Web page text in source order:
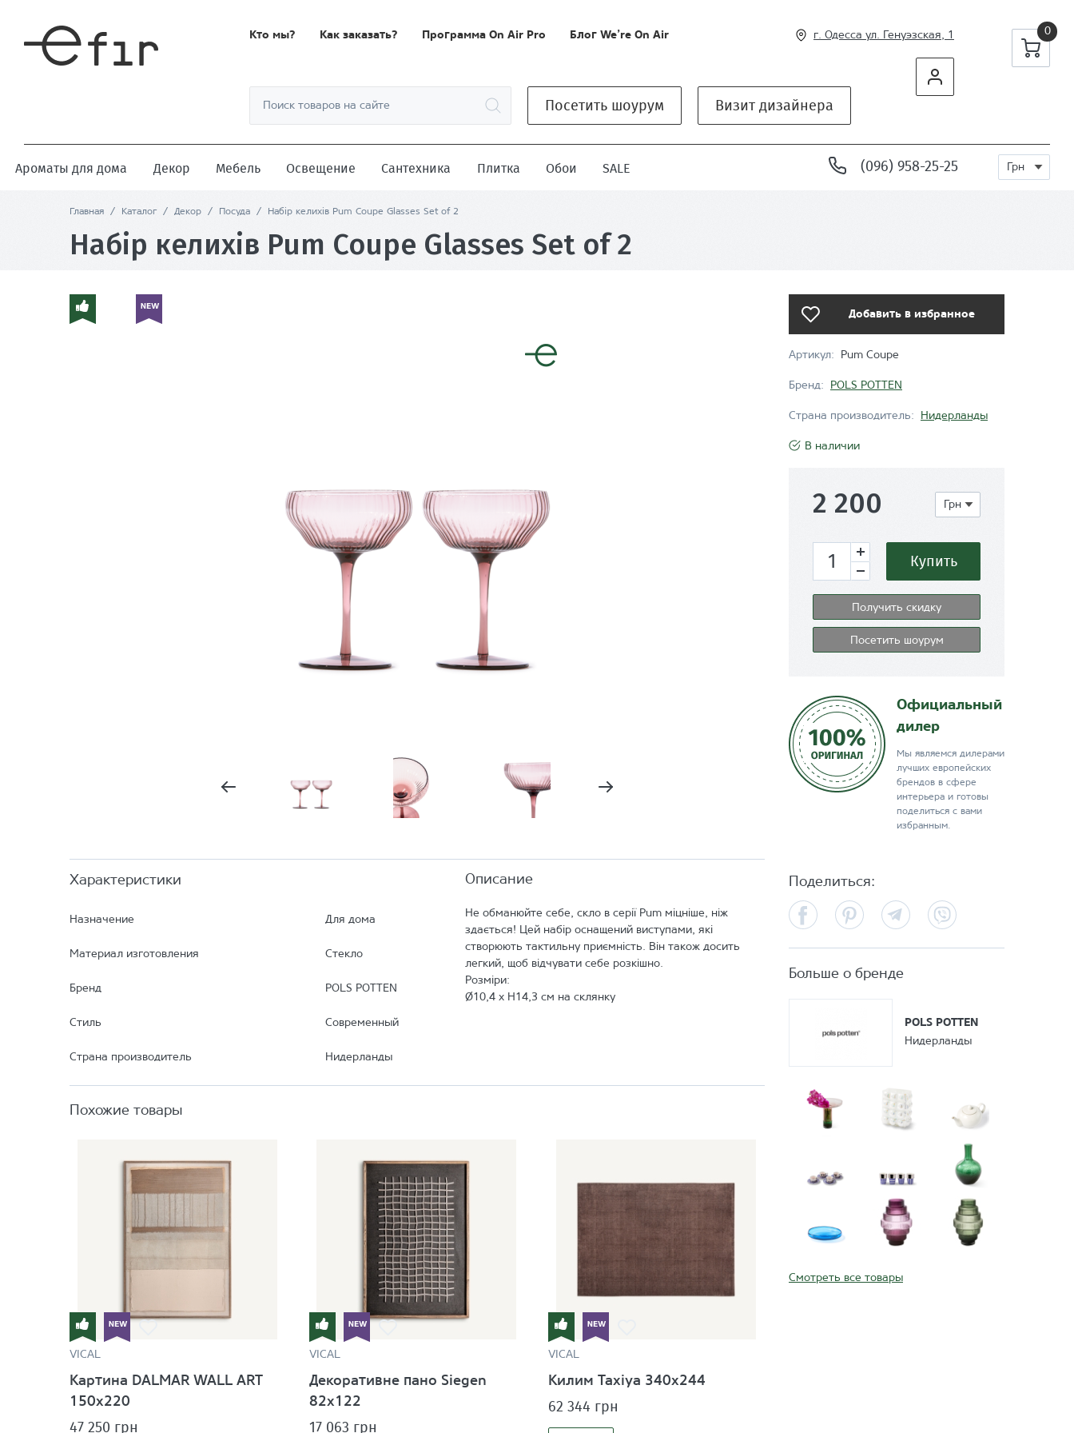
0
Кто мы? Как заказать? Программа On Air Pro Блог We’re On Air г. Одесса ул. Генуэзская, 1
Посетить шоурум Визит дизайнера
Ароматы для дома Декор Мебель Освещение Сантехника Плитка Обои SALE Грн
(096) 958-25-25
Главная / Каталог / Декор / Посуда / Набір келихів Pum Coupe Glasses Set of 2
Набір келихів Pum Coupe Glasses Set of 2
Характеристики
Назначение Для дома
Материал изготовления Стекло
Бренд POLS POTTEN
Стиль Современный
Страна производитель Нидерланды
Описание
Не обманюйте себе, скло в серії Pum міцніше, ніж
здається! Цей набір оснащений виступами, які
створюють тактильну приємність. Він також досить
легкий, щоб відчувати себе розкішно.
Розміри:
Ø10,4 x H14,3 см на склянку
Похожие товары
VICAL
Картина DALMAR WALL ART
150х220
47 250 грн
VICAL
Декоративне пано Siegen
82x122
17 063 грн
VICAL
Килим Taxiya 340x244
62 344 грн
Добавить в избранное
Артикул: Pum Coupe
Бренд: POLS POTTEN
Страна производитель: Нидерланды
В наличии
2 200 Грн
Купить
Получить скидку
Посетить шоурум
Официальный
дилер
Мы являемся дилерами
лучших европейских
брендов в сфере
интерьера и готовы
поделиться с вами
избранным.
Поделиться:
Facebook Pinterest Telegram
Больше о бренде
POLS POTTEN
Нидерланды
Смотреть все товары